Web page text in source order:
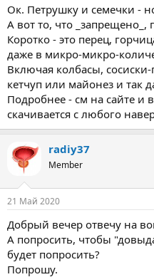
Очень жду ответа.
Ок. Петрушку и семечки -
А вот то, что _запрещено_,
Коротко - это перец,
даже в микро-микро-
Включая колбасы,
кетчуп или майонез и так
Подробнее - см на сайте и
скачивается с любого
radiy37
Member
21 Май 2020
Добрый вечер отвечу на
А попросить, чтобы
будет попросить?
Попрошу.